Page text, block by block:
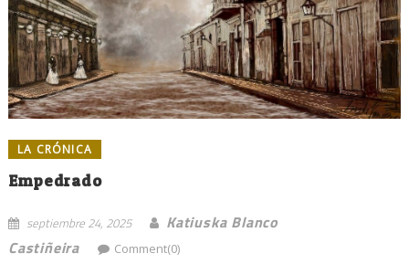
LA CRÓNICA
Empedrado
septiembre 24, 2025
Katiuska Blanco
Castiñeira
Comment(0)